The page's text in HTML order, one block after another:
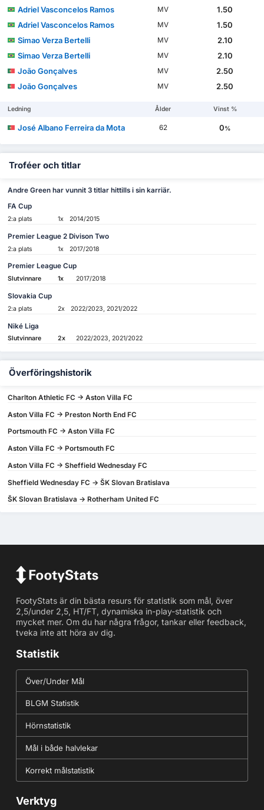
Adriel Vasconcelos Ramos
MV
1.50
Adriel Vasconcelos Ramos
MV
1.50
Simao Verza Bertelli
MV
2.10
Simao Verza Bertelli
MV
2.10
João Gonçalves
MV
2.50
João Gonçalves
MV 2.50
Ledning Ålder Vinst %
José Albano Ferreira da Mota 62 0%
Troféer och titlar
Andre Green har vunnit 3 titlar hittills i sin karriär.
FA Cup
2:a plats 1x 2014/2015
Premier League 2 Divison Two
2:a plats 1x 2017/2018
Premier League Cup
Slutvinnare 1x 2017/2018
Slovakia Cup
2:a plats 2x 2022/2023, 2021/2022
Niké Liga
Slutvinnare 2x 2022/2023, 2021/2022
Överföringshistorik
Charlton Athletic FC -> Aston Villa FC
Aston Villa FC -> Preston North End FC
Portsmouth FC -> Aston Villa FC
Aston Villa FC -> Portsmouth FC
Aston Villa FC -> Sheffield Wednesday FC
Sheffield Wednesday FC -> ŠK Slovan Bratislava
ŠK Slovan Bratislava -> Rotherham United FC
FootyStats är din bästa resurs för statistik som mål, över
2,5/under 2,5, HT/FT, dynamiska in-play-statistik och
mycket mer. Om du har några frågor, tankar eller feedback,
tveka inte att höra av dig.
Statistik
Över/Under Mål
BLGM Statistik
Hörnstatistik
Mål i både halvlekar
Korrekt målstatistik
Verktyg